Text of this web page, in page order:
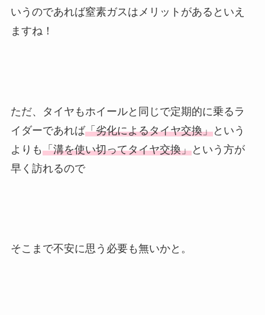
いうのであれば窒素ガスはメリットがあるといえ
ますね！
ただ、タイヤもホイールと同じで定期的に乗るラ
イダーであれば「劣化によるタイヤ交換」という
よりも「溝を使い切ってタイヤ交換」という方が
早く訪れるので
そこまで不安に思う必要も無いかと。